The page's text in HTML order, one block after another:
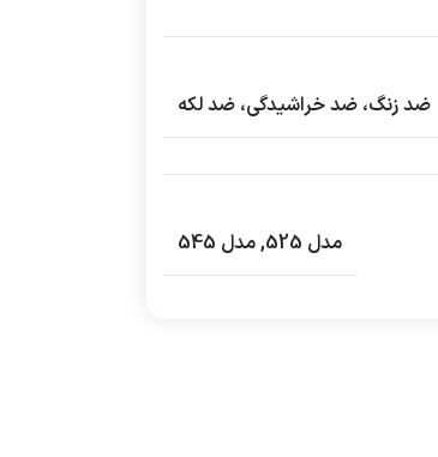
ضد زنگ، ضد خراشیدگی، ضد لکه
مدل 525 ,مدل 545